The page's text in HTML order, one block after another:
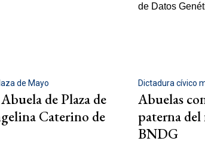
de Mayo
de Plaza de
Caterino de
Dictadura cívico
Abuelas
paterna
BNDG